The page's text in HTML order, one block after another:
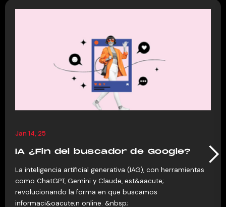
Jan 14, 25
IA ¿Fin del buscador de Google?
La inteligencia artificial generativa (IAG), con herramientas
como ChatGPT, Gemini y Claude, est&aacute;
revolucionando la forma en que buscamos
informaci&oacute;n online. &nbsp;